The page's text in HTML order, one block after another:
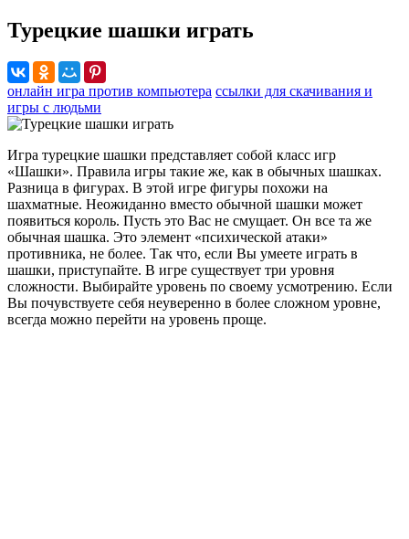
Турецкие шашки играть
онлайн игра против компьютера ссылки для скачивания и
игры с людьми
Игра турецкие шашки представляет собой класс игр
«Шашки». Правила игры такие же, как в обычных шашках.
Разница в фигурах. В этой игре фигуры похожи на
шахматные. Неожиданно вместо обычной шашки может
появиться король. Пусть это Вас не смущает. Он все та же
обычная шашка. Это элемент «психической атаки»
противника, не более. Так что, если Вы умеете играть в
шашки, приступайте. В игре существует три уровня
сложности. Выбирайте уровень по своему усмотрению. Если
Вы почувствуете себя неуверенно в более сложном уровне,
всегда можно перейти на уровень проще.